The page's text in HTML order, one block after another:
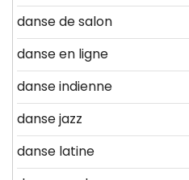
danse de salon
danse en ligne
danse indienne
danse jazz
danse latine